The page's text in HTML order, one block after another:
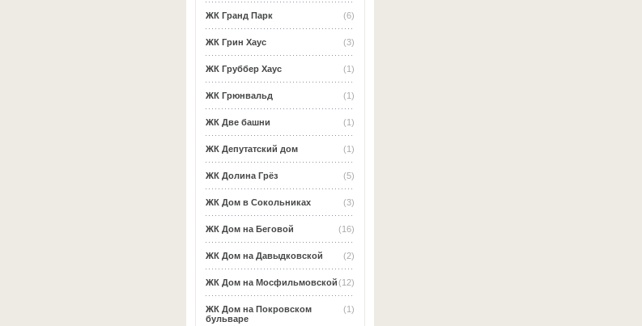
(6)
ЖК Гранд Парк
(3)
ЖК Грин Хаус
(1)
ЖК Груббер Хаус
(1)
ЖК Грюнвальд
(1)
ЖК Две башни
(1)
ЖК Депутатский дом
(5)
ЖК Долина Грёз
(3)
ЖК Дом в Сокольниках
(16)
ЖК Дом на Беговой
(2)
ЖК Дом на Давыдковской
(12)
ЖК Дом на Мосфильмовской
(1)
ЖК Дом на Покровском
бульваре